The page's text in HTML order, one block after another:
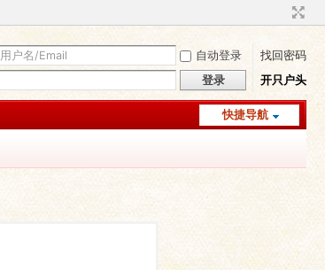
自动登录
找回密码
登录 开只户头
快捷导航